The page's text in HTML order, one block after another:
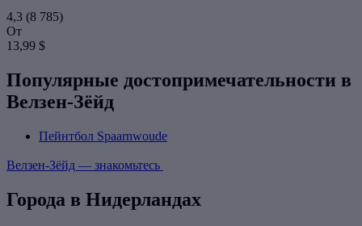
4,3 (8 785)
От
13,99 $
Популярные достопримечательности в
Велзен-Зёйд
Пейнтбол Spaarnwoude
Велзен-Зёйд — знакомьтесь
Города в Нидерландах